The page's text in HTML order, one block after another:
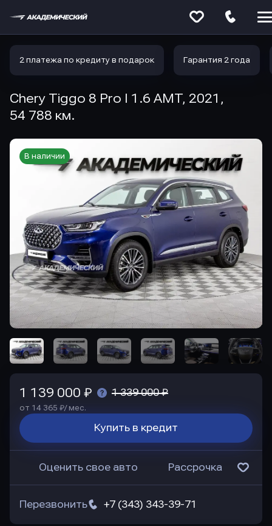
2 платежа по кредиту в подарок Гарантия 2 года
Chery Tiggo 8 Pro I 1.6 AMT, 2021,
54 788 км.
В наличии
1 139 000 ₽ 1 339 000 ₽
от 14 365 ₽/ мес.
Купить в кредит
Оценить свое авто Рассрочка
+7 (343) 343-39-71
Перезвонить